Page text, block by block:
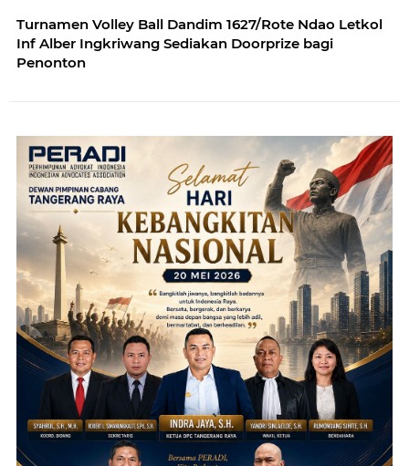
Turnamen Volley Ball Dandim 1627/Rote Ndao Letkol
Inf Alber Ingkriwang Sediakan Doorprize bagi
Penonton